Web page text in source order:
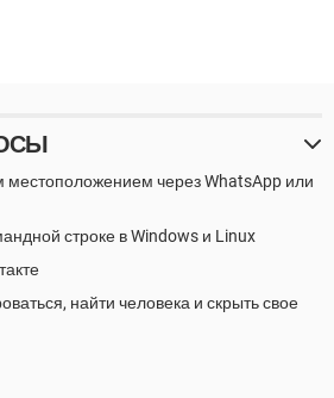
местоположением через WhatsApp или
строке в Windows и Linux
найти человека и скрыть свое